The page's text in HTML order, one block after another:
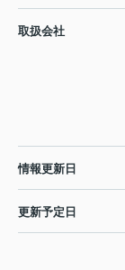
取扱会社
情報更新日
更新予定日